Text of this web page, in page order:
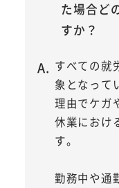
た場合ど
すか？
すべての就
象となって
理由でケガ
休業におけ
す。
勤務中や通